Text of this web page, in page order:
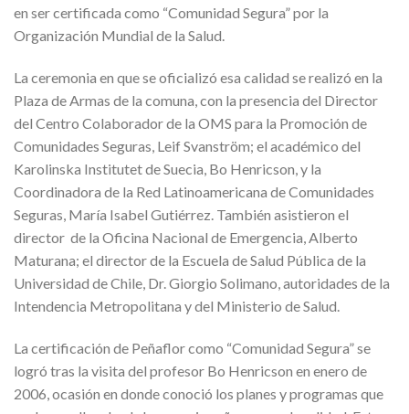
en ser certificada como “Comunidad Segura” por la
Organización Mundial de la Salud.
La ceremonia en que se oficializó esa calidad se realizó en la
Plaza de Armas de la comuna, con la presencia del Director
del Centro Colaborador de la OMS para la Promoción de
Comunidades Seguras, Leif Svanström; el académico del
Karolinska Institutet de Suecia, Bo Henricson, y la
Coordinadora de la Red Latinoamericana de Comunidades
Seguras, María Isabel Gutiérrez. También asistieron el
director de la Oficina Nacional de Emergencia, Alberto
Maturana; el director de la Escuela de Salud Pública de la
Universidad de Chile, Dr. Giorgio Solimano, autoridades de la
Intendencia Metropolitana y del Ministerio de Salud.
La certificación de Peñaflor como “Comunidad Segura” se
logró tras la visita del profesor Bo Henricson en enero de
2006, ocasión en donde conoció los planes y programas que